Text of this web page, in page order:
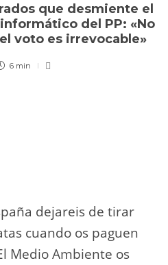
que desmiente el
del PP: «No
voto es irrevocable»
6 min
dejareis de tirar
cuando os paguen
Medio Ambiente os